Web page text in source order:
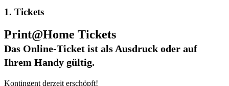
1. Tickets
Print@Home Tickets
Das Online-Ticket ist als Ausdruck oder auf
Ihrem Handy gültig.
Kontingent derzeit erschöpft!